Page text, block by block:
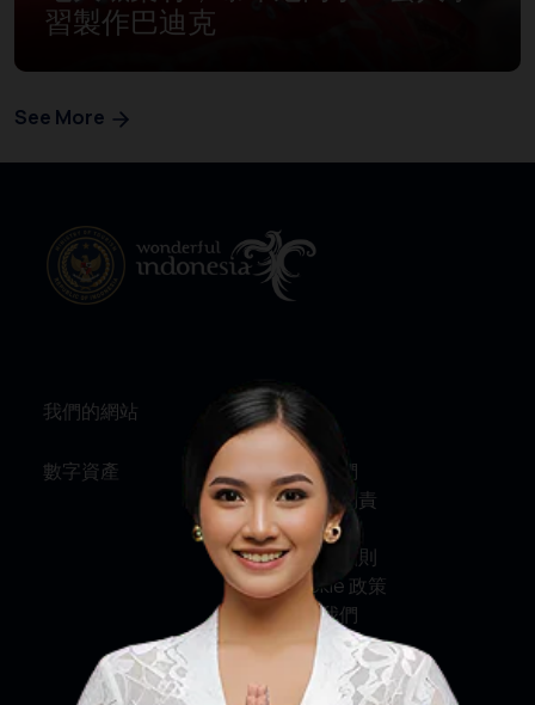
習製作巴迪克
See More
我們的網站
數字資產
資訊
關於我們
服務與問責
私隱政策
條款及細則
Cookie 政策
聯絡我們
社交媒體